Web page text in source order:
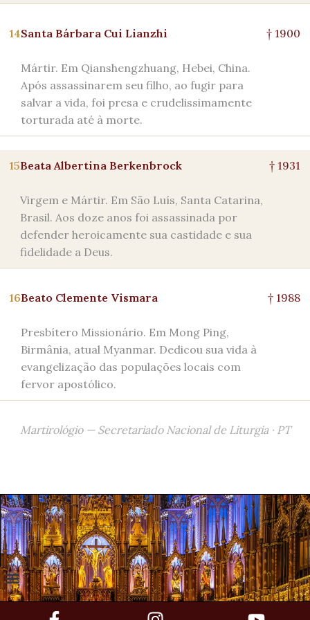
14Santa Bárbara Cui Lianzhi
Mártir. Em Qianshengzhuang, Hebei, China.
Após assassinarem seu filho, ao fugir para
salvar a vida, foi presa e crudelissimamente
torturada até à morte.
† 1900
15Beata Albertina Berkenbrock
Virgem e Mártir. Em São Luís, Santa Catarina,
Brasil. Aos doze anos foi assassinada por
defender heroicamente sua castidade e sua
fidelidade a Deus.
† 1931
16Beato Clemente Vismara
Presbítero Missionário. Em Mong Ping,
Birmânia, atual Myanmar. Dedicou sua vida à
evangelização das populações locais com
fervor apostólico.
† 1988
Martirológio — Secretariado Nacional de Liturgia · PT